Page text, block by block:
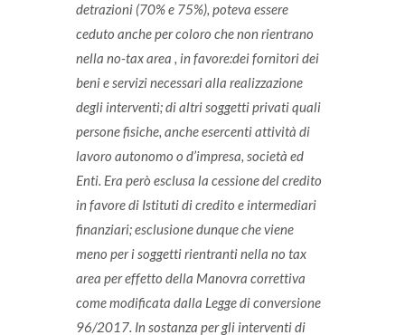
detrazioni (70% e 75%), poteva essere
ceduto anche per coloro che non rientrano
nella no-tax area , in favore:dei fornitori dei
beni e servizi necessari alla realizzazione
degli interventi; di altri soggetti privati quali
persone fisiche, anche esercenti attività di
lavoro autonomo o d’impresa, società ed
Enti. Era però esclusa la cessione del credito
in favore di Istituti di credito e intermediari
finanziari; esclusione dunque che viene
meno per i soggetti rientranti nella no tax
area per effetto della Manovra correttiva
come modificata dalla Legge di conversione
96/2017. In sostanza per gli interventi di